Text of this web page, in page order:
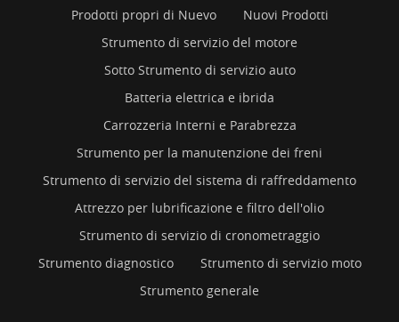
Prodotti propri di Nuevo
Nuovi Prodotti
Strumento di servizio del motore
Sotto Strumento di servizio auto
Batteria elettrica e ibrida
Carrozzeria Interni e Parabrezza
Strumento per la manutenzione dei freni
Strumento di servizio del sistema di raffreddamento
Attrezzo per lubrificazione e filtro dell'olio
Strumento di servizio di cronometraggio
Strumento diagnostico
Strumento di servizio moto
Strumento generale